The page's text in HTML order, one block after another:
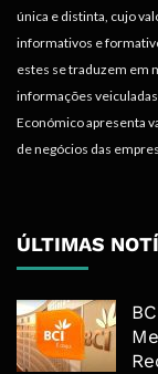
única e distinta, cujo
informativos e
estes se traduzem em
informações
Económico apresenta
de negócios das
ÚLTIMAS